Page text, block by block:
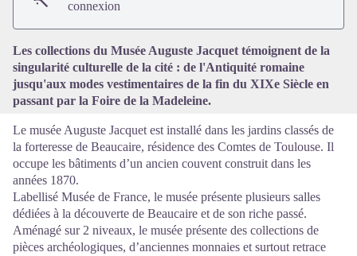
connexion
Les collections du Musée Auguste Jacquet témoignent de la
singularité culturelle de la cité : de l'Antiquité romaine
jusqu'aux modes vestimentaires de la fin du XIXe Siècle en
passant par la Foire de la Madeleine.
Le musée Auguste Jacquet est installé dans les jardins classés de
la forteresse de Beaucaire, résidence des Comtes de Toulouse. Il
occupe les bâtiments d’un ancien couvent construit dans les
années 1870.
Labellisé Musée de France, le musée présente plusieurs salles
dédiées à la découverte de Beaucaire et de son riche passé.
Aménagé sur 2 niveaux, le musée présente des collections de
pièces archéologiques, d’anciennes monnaies et surtout retrace